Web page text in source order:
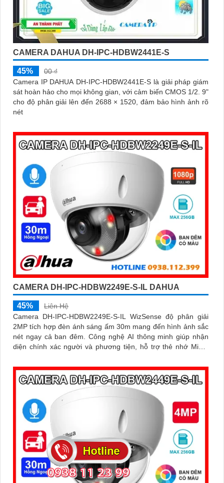
CAMERA DAHUA DH-IPC-HDBW2441E-S
45%
00 ₫
Camera IP DAHUA DH-IPC-HDBW2441E-S là giải pháp giám
sát hoàn hảo cho mọi không gian, với cảm biến CMOS 1/2. 9"
cho độ phân giải lên đến 2688 × 1520, đảm bảo hình ảnh rõ
nét
CAMERA DH-IPC-HDBW2249E-S-IL DAHUA
45%
Liên Hệ
Camera DH-IPC-HDBW2249E-S-IL WizSense độ phân giải
2MP tích hợp đèn ánh sáng ấm 30m mang đến hình ảnh sắc
nét ngay cả ban đêm. Công nghệ AI thông minh giúp nhận
diện chính xác người và phương tiện, hỗ trợ thẻ nhớ Micro